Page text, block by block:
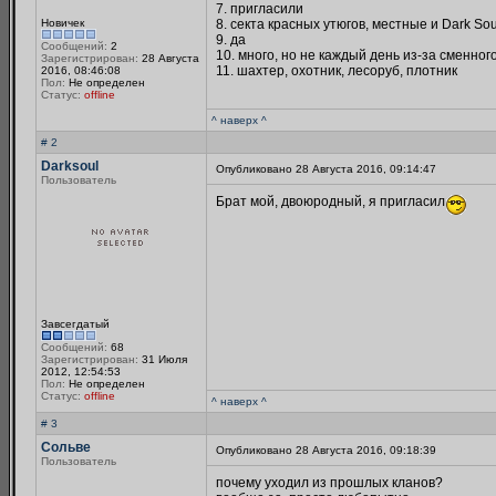
Новичек
Сообщений: 2
Зарегистрирован: 28 Августа
2016, 08:46:08
Пол: Не определен
Статус: offline
7. пригласили
8. секта красных утюгов, местные и Dark
9. да
10. много, но не каждый день из-за
11. шахтер, охотник, лесоруб, плотник
^ наверх ^
# 2
Darksoul
Пользователь
Завсегдатый
Сообщений: 68
Зарегистрирован: 31 Июля
2012, 12:54:53
Пол: Не определен
Статус: offline
Опубликовано 28 Августа 2016, 09:14:47
Брат мой, двоюродный, я пригласил
^ наверх ^
# 3
Сольве
Пользователь
Опубликовано 28 Августа 2016, 09:18:39
почему уходил из прошлых кланов?